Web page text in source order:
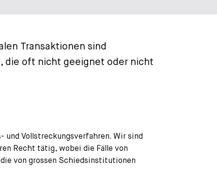
Transaktionen sind
die oft nicht geeignet oder nicht
Vollstreckungsverfahren. Wir sind
Recht tätig, wobei die Fälle von
von grossen Schiedsinstitutionen